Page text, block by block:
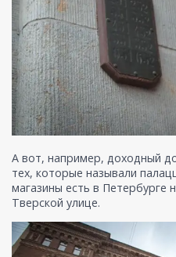
А вот, например, доходный
тех, которые называли
магазины есть в Петербурге
Тверской улице.